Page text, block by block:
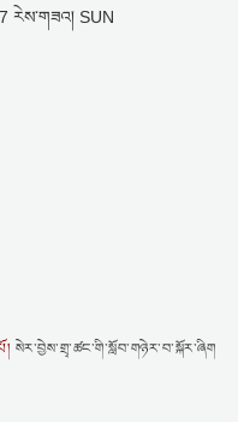
རེས་གཟའ། SUN
སེར་བྱེས་གྲྭ་ཚང་གི་སློབ་གཉེར་བ་སྐོར་ཞིག